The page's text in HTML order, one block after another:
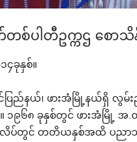
ပါတီဥက္ကဌ ‌စောသိန်
ခုနှစ်။
နယ်၊ ဖားအံမြို့နယ်ရှိ လွမ်းညရွ
၁၉၆၈ ခုနှစ်တွင် ဖားအံမြို့ အ
ာလိပ်တွင် တတိယနှစ်အထိ ပညာသ